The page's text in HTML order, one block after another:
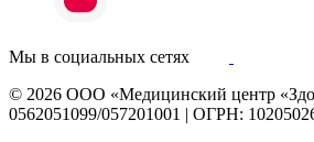
Мы в социальных сетях
© 2026 ООО «Медицинский центр
0562051099/057201001 | ОГРН: